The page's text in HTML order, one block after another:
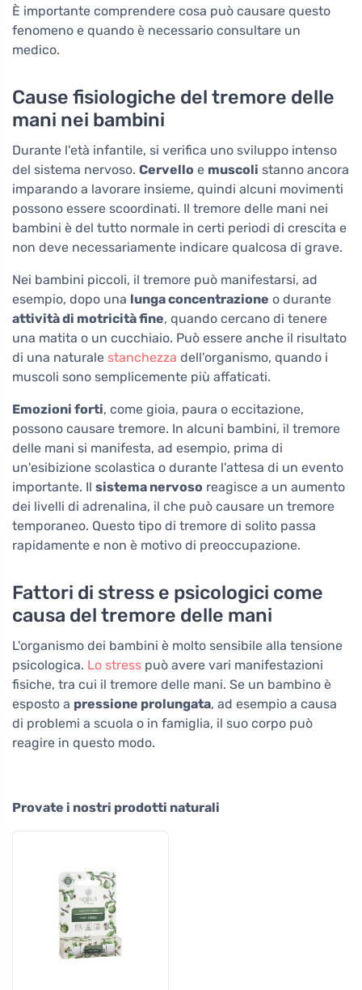
È importante comprendere cosa può causare questo
fenomeno e quando è necessario consultare un
medico.
Cause fisiologiche del tremore delle
mani nei bambini
Durante l'età infantile, si verifica uno sviluppo intenso
del sistema nervoso. Cervello e muscoli stanno ancora
imparando a lavorare insieme, quindi alcuni movimenti
possono essere scoordinati. Il tremore delle mani nei
bambini è del tutto normale in certi periodi di crescita e
non deve necessariamente indicare qualcosa di grave.
Nei bambini piccoli, il tremore può manifestarsi, ad
esempio, dopo una lunga concentrazione o durante
attività di motricità fine, quando cercano di tenere
una matita o un cucchiaio. Può essere anche il risultato
di una naturale stanchezza dell'organismo, quando i
muscoli sono semplicemente più affaticati.
Emozioni forti, come gioia, paura o eccitazione,
possono causare tremore. In alcuni bambini, il tremore
delle mani si manifesta, ad esempio, prima di
un'esibizione scolastica o durante l'attesa di un evento
importante. Il sistema nervoso reagisce a un aumento
dei livelli di adrenalina, il che può causare un tremore
temporaneo. Questo tipo di tremore di solito passa
rapidamente e non è motivo di preoccupazione.
Fattori di stress e psicologici come
causa del tremore delle mani
L'organismo dei bambini è molto sensibile alla tensione
psicologica. Lo stress può avere vari manifestazioni
fisiche, tra cui il tremore delle mani. Se un bambino è
esposto a pressione prolungata, ad esempio a causa
di problemi a scuola o in famiglia, il suo corpo può
reagire in questo modo.
Provate i nostri prodotti naturali